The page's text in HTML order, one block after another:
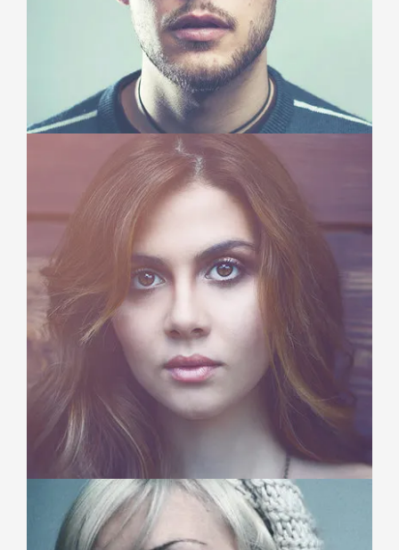
MICHAEL DENNIS
Creative Director
Duis aute irure dolor in reprehenderit in voluptate velit
esse cillum dolore eu fugiat nulla pariatur.
SARAH MICHELLE
Creative Staff